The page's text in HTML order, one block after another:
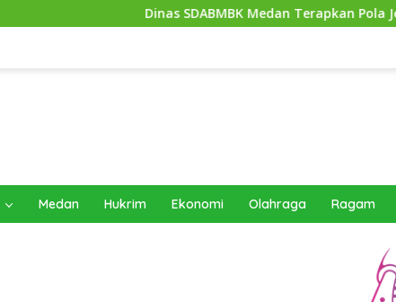
Dinas SDABMBK Medan Terapkan Pola Jemput Bola,
Medan Hukrim Ekonomi Olahraga Ragam